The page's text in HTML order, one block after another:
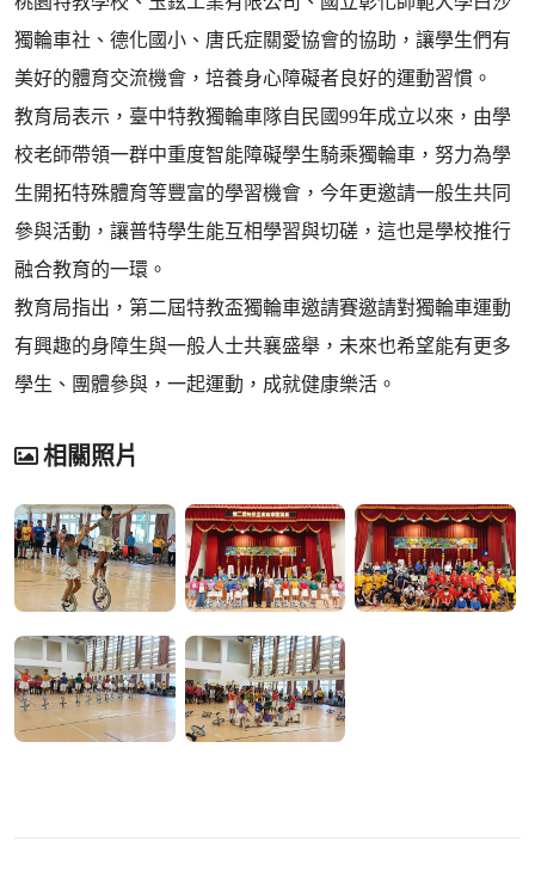
獨輪車社、德化國小、唐氏症關愛協會的協助，讓學生們有
美好的體育交流機會，培養身心障礙者良好的運動習慣。
教育局表示，臺中特教獨輪車隊自民國99年成立以來，由學
校老師帶領一群中重度智能障礙學生騎乘獨輪車，努力為學
生開拓特殊體育等豐富的學習機會，今年更邀請一般生共同
參與活動，讓普特學生能互相學習與切磋，這也是學校推行
融合教育的一環。
教育局指出，第二屆特教盃獨輪車邀請賽邀請對獨輪車運動
有興趣的身障生與一般人士共襄盛舉，未來也希望能有更多
學生、團體參與，一起運動，成就健康樂活。
相關照片